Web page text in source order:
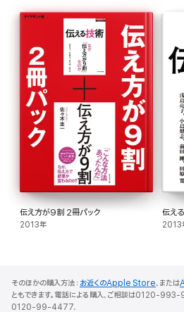
伝え方が9割 2冊パック
2013年
伝え
2013
そのほかの購入方法： お近くのApple Store、または
ともできます。電話による購入、ご相談は0120-
0120-99-4477.